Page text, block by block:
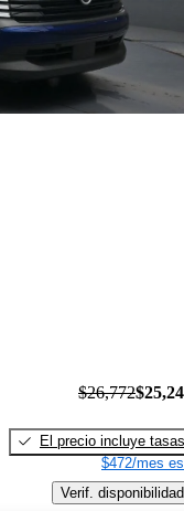
$26,772
El precio incluye tasas
$472/mes
Verif. disponibilidad